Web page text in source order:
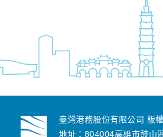
臺灣港務股份有限公司 版
地址：804004高雄市鼓山